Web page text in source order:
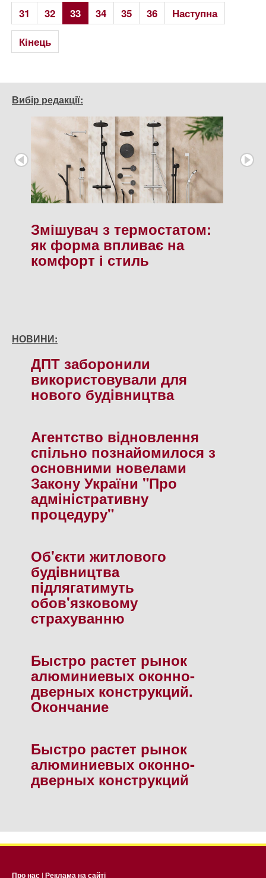
31
32 33 34 35 36
Наступна
Кінець
Вибір редакції:
Змішувач з термостатом:
як форма впливає на
комфорт і стиль
НОВИНИ:
ДПТ заборонили
використовували для
нового будiвництва
Агентство вiдновлення
спiльно познайомилося з
основними новелами
Закону України "Про
адмiнiстративну
процедуру"
Об'єкти житлового
будiвництва
пiдлягатимуть
обов'язковому
страхуванню
Быстро растет рынок
алюминиевых оконно-
дверных конструкций.
Окончание
Быстро растет рынок
алюминиевых оконно-
дверных конструкций
Про нас | Реклама на сайті